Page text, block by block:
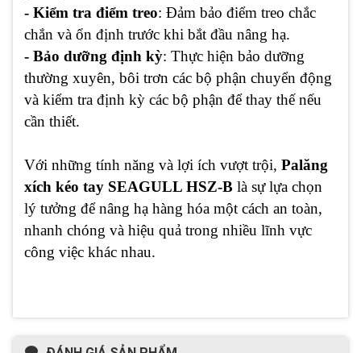
- Kiểm tra điểm treo: Đảm bảo điểm treo chắc
chắn và ổn định trước khi bắt đầu nâng hạ.
- Bảo dưỡng định kỳ: Thực hiện bảo dưỡng
thường xuyên, bôi trơn các bộ phận chuyển động
và kiểm tra định kỳ các bộ phận để thay thế nếu
cần thiết.
Với những tính năng và lợi ích vượt trội, Palăng
xích kéo tay SEAGULL HSZ-B là sự lựa chọn
lý tưởng để nâng hạ hàng hóa một cách an toàn,
nhanh chóng và hiệu quả trong nhiều lĩnh vực
công việc khác nhau.